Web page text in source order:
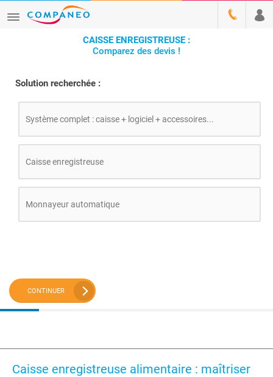
CAISSE ENREGISTREUSE :
Comparez des devis !
Solution recherchée :
Système complet : caisse + logiciel + accessoires...
Caisse enregistreuse
Monnayeur automatique
CONTINUER
Caisse enregistreuse alimentaire : maîtriser